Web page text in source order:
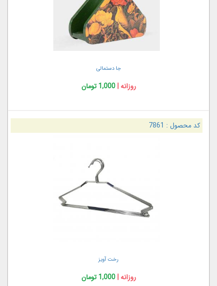
جا دستمالی
روزانه |1,000 تومان
کد محصول : 7861
رخت آویز
روزانه |1,000 تومان